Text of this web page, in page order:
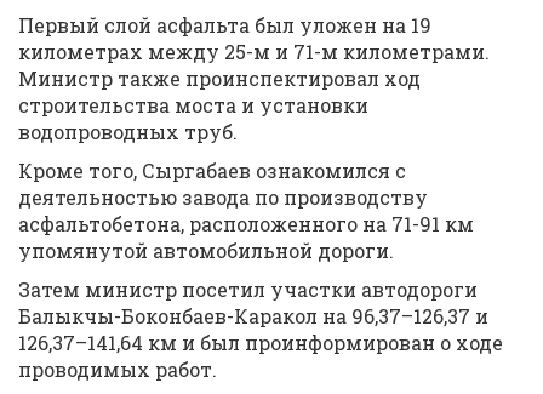
Первый слой асфальта был уложен на 19
километрах между 25-м и 71-м километрами.
Министр также проинспектировал ход
строительства моста и установки
водопроводных труб.
Кроме того, Сыргабаев ознакомился с
деятельностью завода по производству
асфальтобетона, расположенного на 71-91 км
упомянутой автомобильной дороги.
Затем министр посетил участки автодороги
Балыкчы-Боконбаев-Каракол на 96,37–126,37 и
126,37–141,64 км и был проинформирован о ходе
проводимых работ.